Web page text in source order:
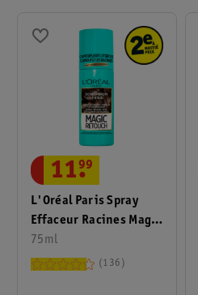
L'Oréal Paris Spray
Effaceur Racines Magic
Retouch Le Brun
75ml
11.
99
136